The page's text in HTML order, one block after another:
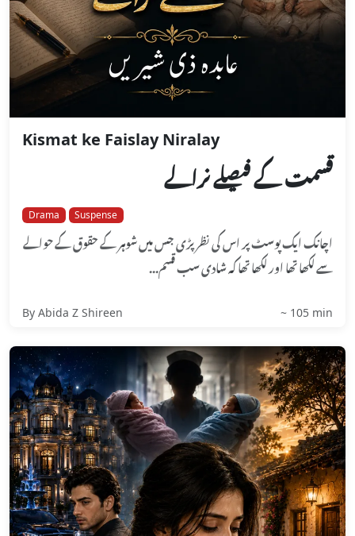
Kismat ke Faislay Niralay
قسمت کے فیصلے نرالے
Drama Suspense
اچانک ایک پوسٹ پر اس کی نظر پڑی جس میں شوہر کے حقوق کے حوالے
سے لکھا تھا اور لکھا تھا کہ شادی سب قسم...
By Abida Z Shireen ~ 105 min